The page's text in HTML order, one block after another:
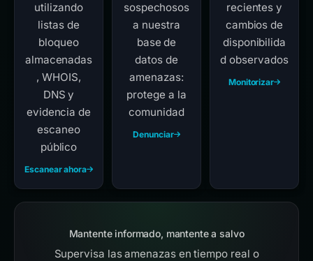
utilizando
listas de
bloqueo
almacenadas
, WHOIS,
DNS y
evidencia de
escaneo
público
Escanear ahora
sospechosos
a nuestra
base de
datos de
amenazas:
protege a la
comunidad
Denunciar
recientes y
cambios de
disponibilida
d observados
Monitorizar
Mantente informado, mantente a salvo
Supervisa las amenazas en tiempo real o